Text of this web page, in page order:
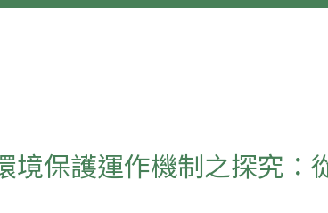
境保護運作機制之探究